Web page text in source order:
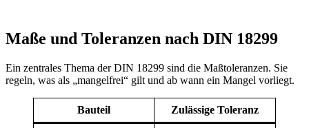
Maße und Toleranzen nach DIN 18299
Ein zentrales Thema der DIN 18299 sind die Maßtoleranzen. Sie
regeln, was als „mangelfrei“ gilt und ab wann ein Mangel vorliegt.
Bauteil Zulässige Toleranz